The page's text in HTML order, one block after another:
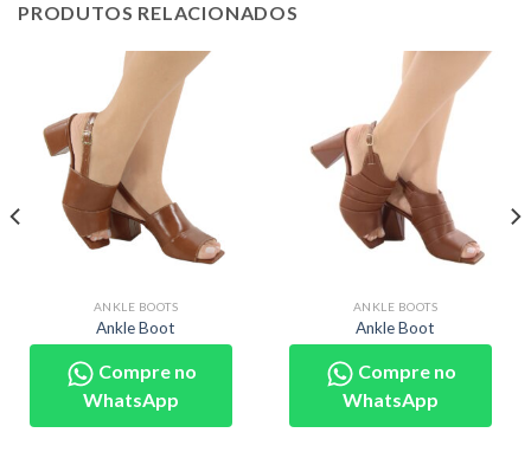
PRODUTOS RELACIONADOS
ANKLE BOOTS
Ankle Boot
Compre no
WhatsApp
ANKLE BOOTS
Ankle Boot
Compre no
WhatsApp